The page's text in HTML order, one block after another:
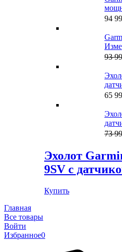
94
93
65
73
Эхолот
9SV с
Купить
Главная
Все товары
Войти
Избранное0